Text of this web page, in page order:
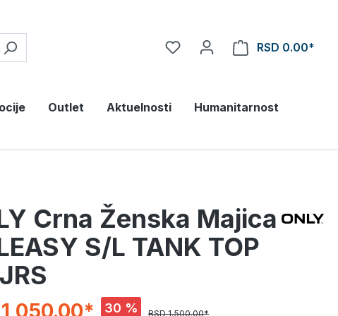
RSD 0.00*
Outlet Aktuelnosti Humanitarnost
Crna Ženska Majica
S/L TANK TOP
30 % RSD 1,500.00*